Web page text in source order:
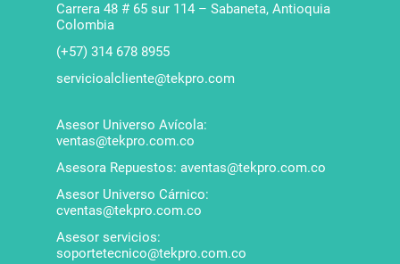
Carrera 48 # 65 sur 114 – Sabaneta, Antioquia
Colombia
(+57) 314 678 8955
servicioalcliente@tekpro.com
Asesor Universo Avícola:
ventas@tekpro.com.co
Asesora Repuestos: aventas@tekpro.com.co
Asesor Universo Cárnico:
cventas@tekpro.com.co
Asesor servicios:
soportetecnico@tekpro.com.co